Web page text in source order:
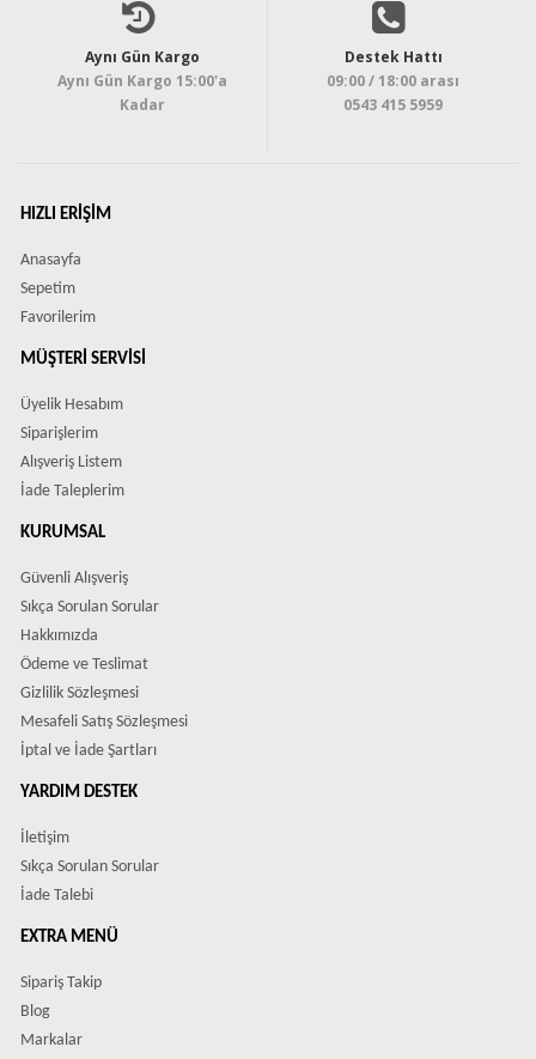
Aynı Gün Kargo
Aynı Gün Kargo 15:00'a
Kadar
Destek Hattı
09:00 / 18:00 arası
0543 415 5959
HIZLI ERIŞIM
Anasayfa
Sepetim
Favorilerim
MÜŞTERI SERVISI
Üyelik Hesabım
Siparişlerim
Alışveriş Listem
İade Taleplerim
KURUMSAL
Güvenli Alışveriş
Sıkça Sorulan Sorular
Hakkımızda
Ödeme ve Teslimat
Gizlilik Sözleşmesi
Mesafeli Satış Sözleşmesi
İptal ve İade Şartları
YARDIM DESTEK
İletişim
Sıkça Sorulan Sorular
İade Talebi
EXTRA MENÜ
Sipariş Takip
Blog
Markalar